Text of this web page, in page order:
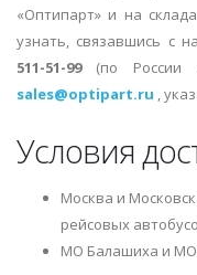
«Оптипарт» и на
узнать, связавшись с
511-51-99(по России
sales@optipart.ru ,
Условия
Москва и
рейсовых
МО Балашиха и МО